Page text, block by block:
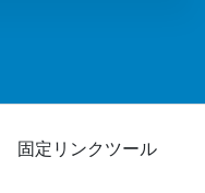
固定リンクツール